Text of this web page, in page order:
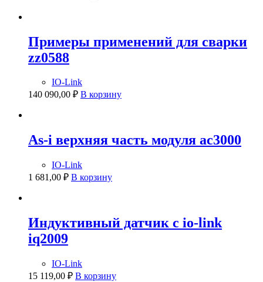
Примеры применений для сварки
zz0588
IO-Link
140 090,00 ₽ В корзину
As-i верхняя часть модуля ac3000
IO-Link
1 681,00 ₽ В корзину
Индуктивный датчик с io-link
iq2009
IO-Link
15 119,00 ₽ В корзину